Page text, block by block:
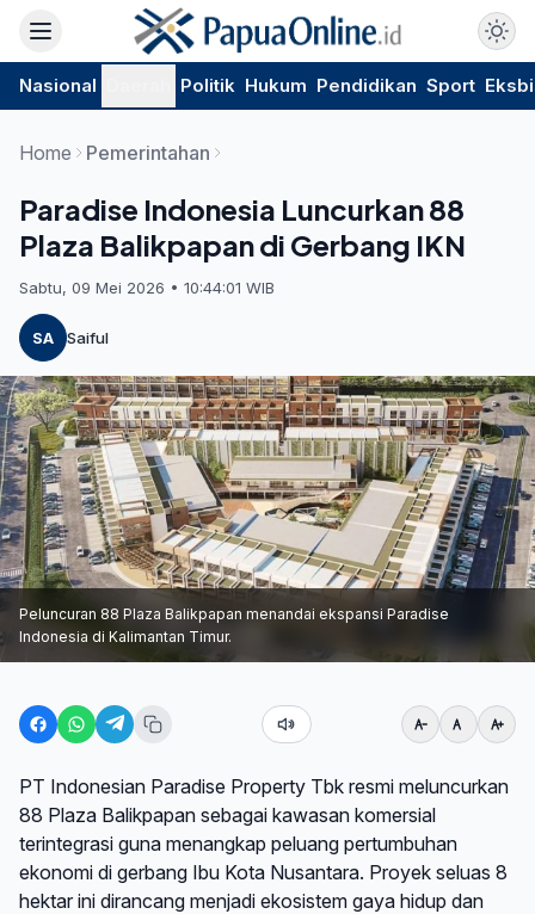
Nasional Politik Hukum Pendidikan Sport
Home Pemerintahan
Paradise Indonesia Luncurkan 88
Plaza Balikpapan di Gerbang IKN
Sabtu, 09 Mei 2026 • 10:44:01 WIB
SA Saiful
Peluncuran 88 Plaza Balikpapan menandai ekspansi Paradise
Indonesia di Kalimantan Timur.
PT Indonesian Paradise Property Tbk resmi meluncurkan
88 Plaza Balikpapan sebagai kawasan komersial
terintegrasi guna menangkap peluang pertumbuhan
ekonomi di gerbang Ibu Kota Nusantara. Proyek seluas 8
hektar ini dirancang menjadi ekosistem gaya hidup dan